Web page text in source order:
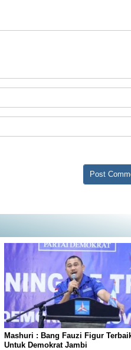
Mashuri : Bang Fauzi Figur
Untuk Demokrat Jambi